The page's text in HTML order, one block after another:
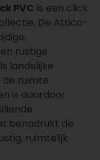
PVC is een click
De Attico-
rustige
landelijke
de ruimte
is daardoor
benadrukt de
ruimtelijk